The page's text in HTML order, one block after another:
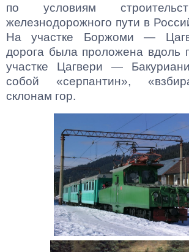
по условиям
железнодорожного пути в
На участке Боржоми —
дорога была проложена вдоль
участке Цагвери —
собой «серпантин»,
склонам гор.